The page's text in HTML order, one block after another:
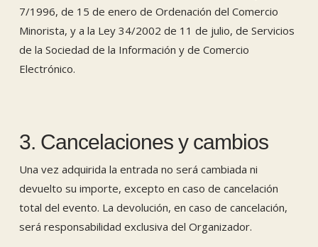
7/1996, de 15 de enero de Ordenación del Comercio
Minorista, y a la Ley 34/2002 de 11 de julio, de Servicios
de la Sociedad de la Información y de Comercio
Electrónico.
3. Cancelaciones y cambios
Una vez adquirida la entrada no será cambiada ni
devuelto su importe, excepto en caso de cancelación
total del evento. La devolución, en caso de cancelación,
será responsabilidad exclusiva del Organizador.